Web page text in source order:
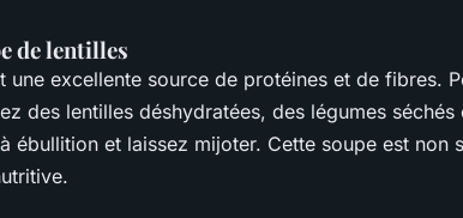
de lentilles
une excellente source de protéines et de fibres.
des lentilles déshydratées, des légumes
ébullition et laissez mijoter. Cette soupe est non